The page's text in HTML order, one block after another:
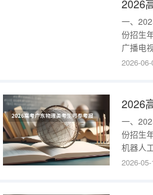
一、
份招生
广播电
本部
2026-
一、
份招生
机器人
部
2026-